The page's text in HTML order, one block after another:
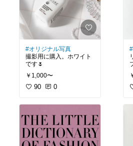
#オリジナル写真
撮影用に購入。ホワイト
です🌷
￥1,000〜
90 0